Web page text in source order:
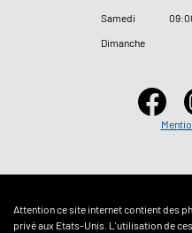
Samedi
09:
Dimanche
Attention ce site internet contient des
privé aux Etats-Unis. L'utilisation de